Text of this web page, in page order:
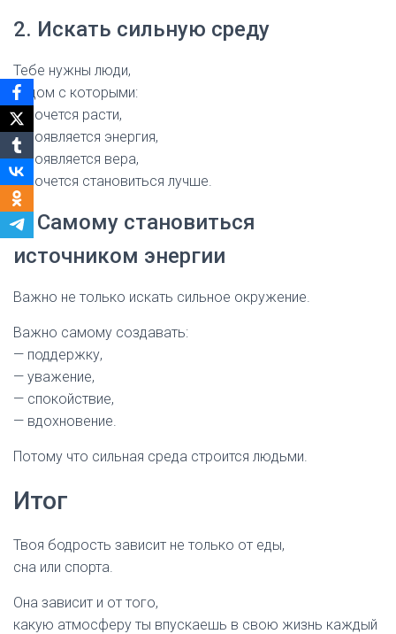
2. Искать сильную среду
Тебе нужны люди,
рядом с которыми:
— хочется расти,
— появляется энергия,
— появляется вера,
— хочется становиться лучше.
3. Самому становиться
источником энергии
Важно не только искать сильное окружение.
Важно самому создавать:
— поддержку,
— уважение,
— спокойствие,
— вдохновение.
Потому что сильная среда строится людьми.
Итог
Твоя бодрость зависит не только от еды,
сна или спорта.
Она зависит и от того,
какую атмосферу ты впускаешь в свою жизнь каждый